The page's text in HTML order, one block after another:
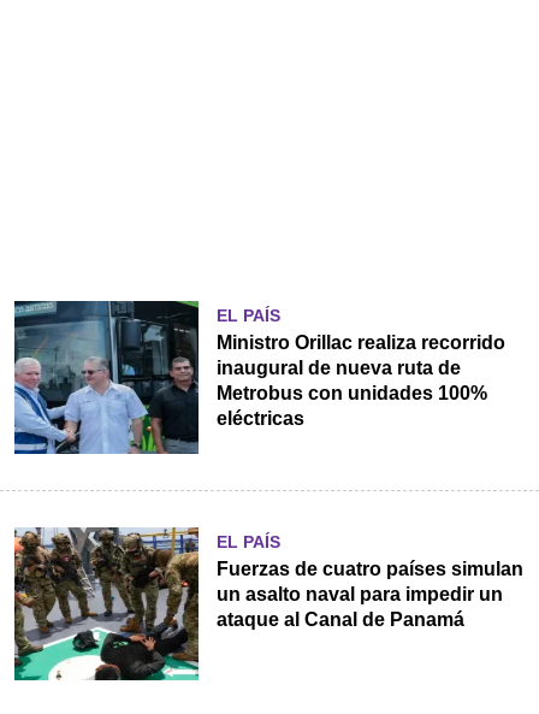
EL PAÍS
Ministro Orillac realiza recorrido
inaugural de nueva ruta de
Metrobus con unidades 100%
eléctricas
EL PAÍS
Fuerzas de cuatro países simulan
un asalto naval para impedir un
ataque al Canal de Panamá